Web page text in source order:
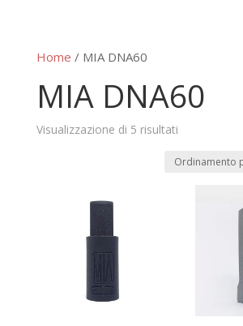
Home / MIA DNA60
MIA DNA60
Visualizzazione di 5 risultati